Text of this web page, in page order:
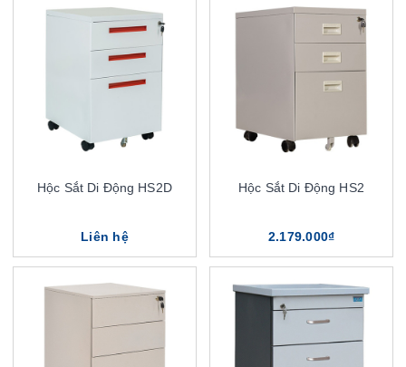
Hộc Sắt Di Động HS2D
Liên hệ
Hộc Sắt Di Động HS2
2.179.000₫